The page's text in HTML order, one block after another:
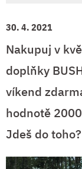
30. 4. 2021
Nakupuj v
doplňky
víkend
hodnotě
Jdeš do toho?